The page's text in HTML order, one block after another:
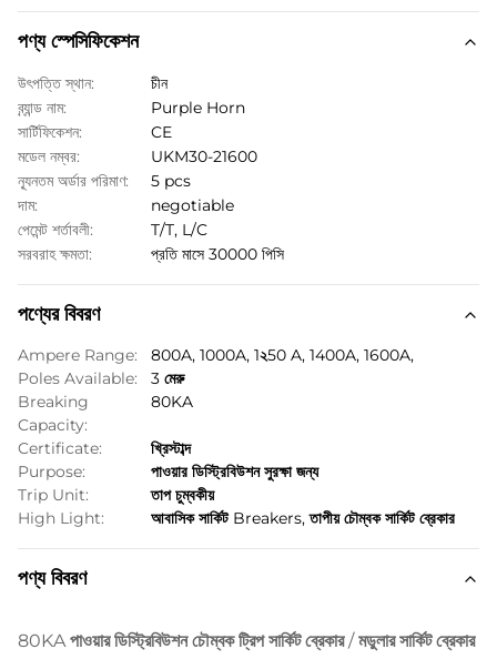
পণ্য স্পেসিফিকেশন
উৎপত্তি স্থান:
চীন
ব্র্যান্ড নাম:
Purple Horn
সার্টিফিকেশন:
CE
মডেল নম্বর:
UKM30-21600
ন্যূনতম অর্ডার পরিমাণ:
5 pcs
দাম:
negotiable
পেমেন্ট শর্তাবলী:
T/T, L/C
সরবরাহ ক্ষমতা:
প্রতি মাসে 30000 পিসি
পণ্যের বিবরণ
Ampere Range:
800A, 1000A, 1২50 A, 1400A, 1600A,
Poles Available:
3 মেরু
Breaking
Capacity:
80KA
Certificate:
খ্রিস্টাব্দ
Purpose:
পাওয়ার ডিস্ট্রিবিউশন সুরক্ষা জন্য
Trip Unit:
তাপ চুম্বকীয়
High Light:
আবাসিক সার্কিট Breakers,তাপীয় চৌম্বক সার্কিট ব্রেকার
পণ্য বিবরণ
80KA পাওয়ার ডিস্ট্রিবিউশন চৌম্বক ট্রিপ সার্কিট ব্রেকার / মডুলার সার্কিট ব্রেকার